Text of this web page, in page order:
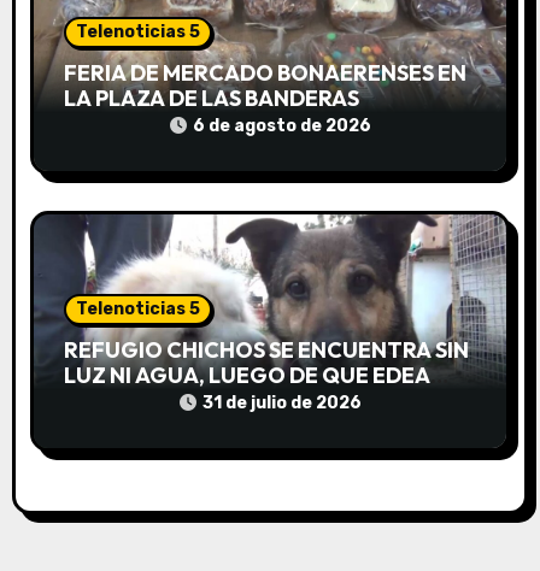
r
a
a
s
Telenoticias 5
FERIA DE MERCADO BONAERENSES EN
LA PLAZA DE LAS BANDERAS
6 de agosto de 2026
Telenoticias 5
REFUGIO CHICHOS SE ENCUENTRA SIN
LUZ NI AGUA, LUEGO DE QUE EDEA
CORTARA EL SUMINISTRO SIN AVISO
31 de julio de 2026